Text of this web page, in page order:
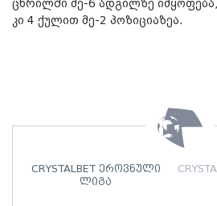
CRYSTALBET ეროვნული
ლიგა
ცხრილში მე-6 ადგილზე
კი 4 ქულით მე-2 პოზიციაზეა.